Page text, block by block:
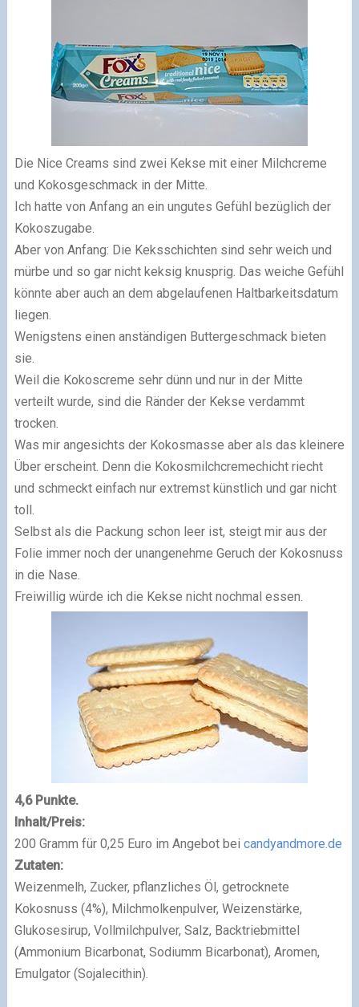
Die Nice Creams sind zwei Kekse mit einer Milchcreme
und Kokosgeschmack in der Mitte.
Ich hatte von Anfang an ein ungutes Gefühl bezüglich der
Kokoszugabe.
Aber von Anfang: Die Keksschichten sind sehr weich und
mürbe und so gar nicht keksig knusprig. Das weiche Gefühl
könnte aber auch an dem abgelaufenen Haltbarkeitsdatum
liegen.
Wenigstens einen anständigen Buttergeschmack bieten
sie.
Weil die Kokoscreme sehr dünn und nur in der Mitte
verteilt wurde, sind die Ränder der Kekse verdammt
trocken.
Was mir angesichts der Kokosmasse aber als das kleinere
Über erscheint. Denn die Kokosmilchcremechicht riecht
und schmeckt einfach nur extremst künstlich und gar nicht
toll.
Selbst als die Packung schon leer ist, steigt mir aus der
Folie immer noch der unangenehme Geruch der Kokosnuss
in die Nase.
Freiwillig würde ich die Kekse nicht nochmal essen.
4,6 Punkte.
Inhalt/Preis:
200 Gramm für 0,25 Euro im Angebot bei candyandmore.de
Zutaten:
Weizenmelh, Zucker, pflanzliches Öl, getrocknete
Kokosnuss (4%), Milchmolkenpulver, Weizenstärke,
Glukosesirup, Vollmilchpulver, Salz, Backtriebmittel
(Ammonium Bicarbonat, Sodiumm Bicarbonat), Aromen,
Emulgator (Sojalecithin).